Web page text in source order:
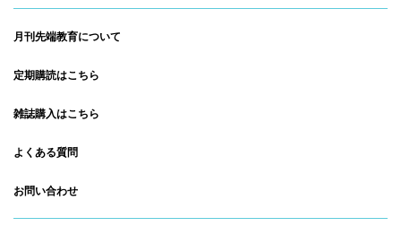
月刊先端教育について
定期購読はこちら
雑誌購入はこちら
よくある質問
お問い合わせ